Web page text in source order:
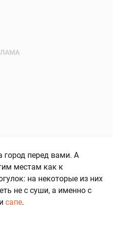
город перед вами. А
местам как к
на некоторые из них
не с суши, а именно с
сапе.